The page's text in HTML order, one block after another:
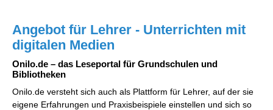
Angebot für Lehrer - Unterrichten mit
digitalen Medien
Onilo.de – das Leseportal für Grundschulen und
Bibliotheken
Onilo.de versteht sich auch als Plattform für Lehrer, auf der sie
eigene Erfahrungen und Praxisbeispiele einstellen und sich so